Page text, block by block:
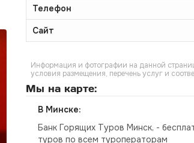
Телефон
Сайт
Информация и фотографии на данной
условия размещения, перечень услуг и
Мы на карте:
В Минске:
Банк Горящих Туров Минск, -
туров по всем туроператорам